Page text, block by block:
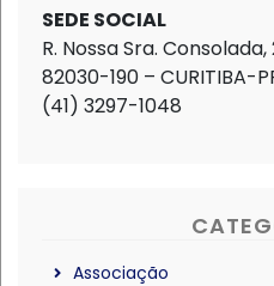
SEDE SOCIAL
R. Nossa Sra.
82030-190 – CURITIBA-
(41) 3297-1048
Associação